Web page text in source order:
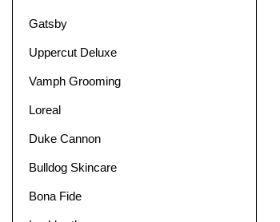
Gatsby
Uppercut Deluxe
Vamph Grooming
Loreal
Duke Cannon
Bulldog Skincare
Bona Fide